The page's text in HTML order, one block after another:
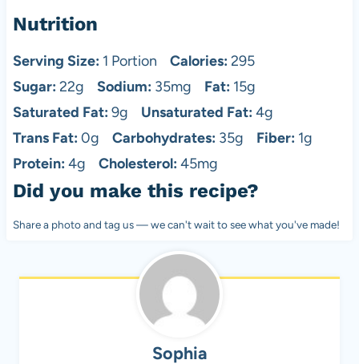
Nutrition
Serving Size: 1 Portion Calories: 295
Sugar: 22g Sodium: 35mg Fat: 15g
Saturated Fat: 9g Unsaturated Fat: 4g
Trans Fat: 0g Carbohydrates: 35g Fiber: 1g
Protein: 4g Cholesterol: 45mg
Did you make this recipe?
Share a photo and tag us — we can't wait to see what you've made!
Sophia